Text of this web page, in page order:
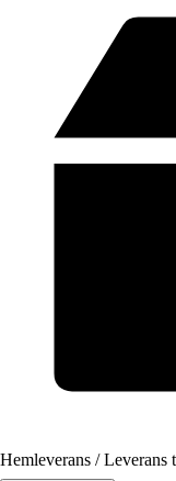
Hemleverans / Leverans